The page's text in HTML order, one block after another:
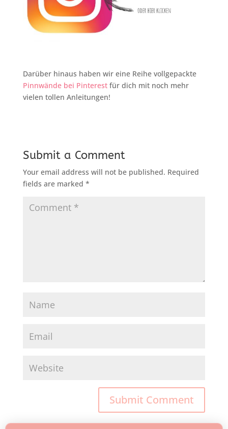
Darüber hinaus haben wir eine Reihe vollgepackte
Pinnwände bei Pinterestfür dich mit noch mehr
vielen tollen Anleitungen!
Submit a Comment
Your email address will not be published. Required
fields are marked *